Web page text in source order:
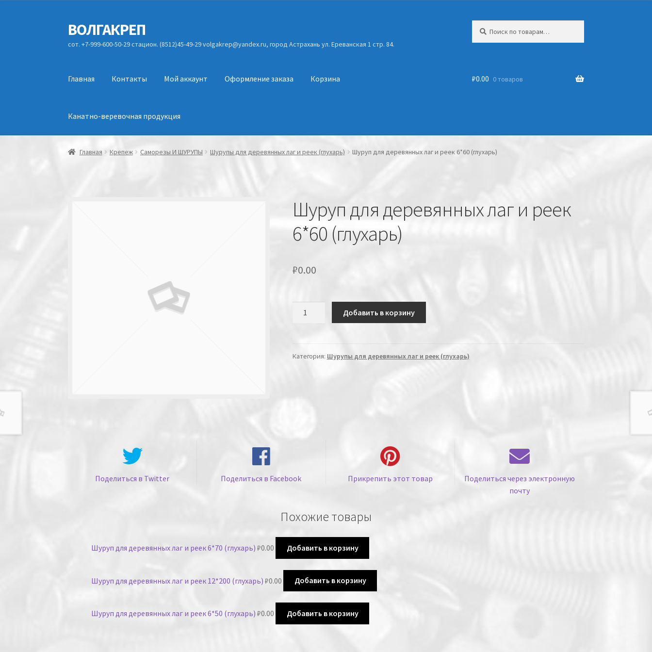
Перейти
к
навигации
Перейти
к
содержимому
ВОЛГАКРЕП
сот. +7-999-600-50-29 стацион. (8512)45-49-29 volgakrep@yandex.ru, город Астрахань ул. Ереванская 1 стр. 84.
Главная Контакты Мой аккаунт Оформление заказа Корзина
Канатно-веревочная продукция
₽0.00 0 товаров
Главная Крепеж Саморезы И ШУРУПЫ Шурупы для деревянных лаг и реек (глухарь) Шуруп для деревянных лаг и реек 6*60 (глухарь)
Шуруп для деревянных лаг и реек
6*60 (глухарь)
₽0.00
Добавить в корзину
Категория: Шурупы для деревянных лаг и реек (глухарь)
Поделиться в Twitter Поделиться в Facebook Прикрепить этот товар
Поделиться через электронную
почту
Похожие товары
Шуруп для деревянных лаг и реек 6*70 (глухарь) ₽0.00 Добавить в корзину
Шуруп для деревянных лаг и реек 12*200 (глухарь) ₽0.00 Добавить в корзину
Шуруп для деревянных лаг и реек 6*50 (глухарь) ₽0.00 Добавить в корзину